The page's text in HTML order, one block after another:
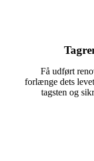
Få udført
forlænge dets
tagsten og